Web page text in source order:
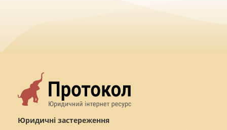
Юридичні застереження